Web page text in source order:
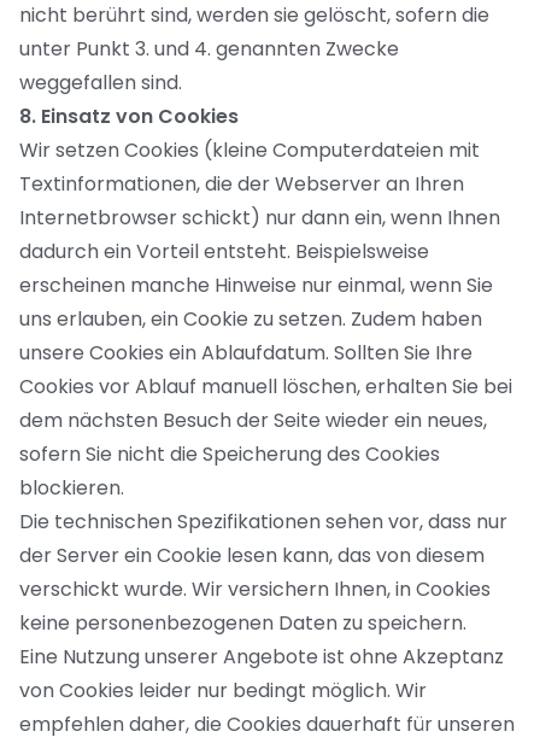
nicht berührt sind, werden sie gelöscht, sofern die
unter Punkt 3. und 4. genannten Zwecke
weggefallen sind.
8. Einsatz von Cookies
Wir setzen Cookies (kleine Computerdateien mit
Textinformationen, die der Webserver an Ihren
Internetbrowser schickt) nur dann ein, wenn Ihnen
dadurch ein Vorteil entsteht. Beispielsweise
erscheinen manche Hinweise nur einmal, wenn Sie
uns erlauben, ein Cookie zu setzen. Zudem haben
unsere Cookies ein Ablaufdatum. Sollten Sie Ihre
Cookies vor Ablauf manuell löschen, erhalten Sie bei
dem nächsten Besuch der Seite wieder ein neues,
sofern Sie nicht die Speicherung des Cookies
blockieren.
Die technischen Spezifikationen sehen vor, dass nur
der Server ein Cookie lesen kann, das von diesem
verschickt wurde. Wir versichern Ihnen, in Cookies
keine personenbezogenen Daten zu speichern.
Eine Nutzung unserer Angebote ist ohne Akzeptanz
von Cookies leider nur bedingt möglich. Wir
empfehlen daher, die Cookies dauerhaft für unseren